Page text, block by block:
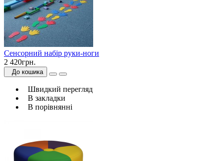
Сенсорний набір руки-ноги
2 420грн.
До кошика
Швидкий перегляд
В закладки
В порівнянні